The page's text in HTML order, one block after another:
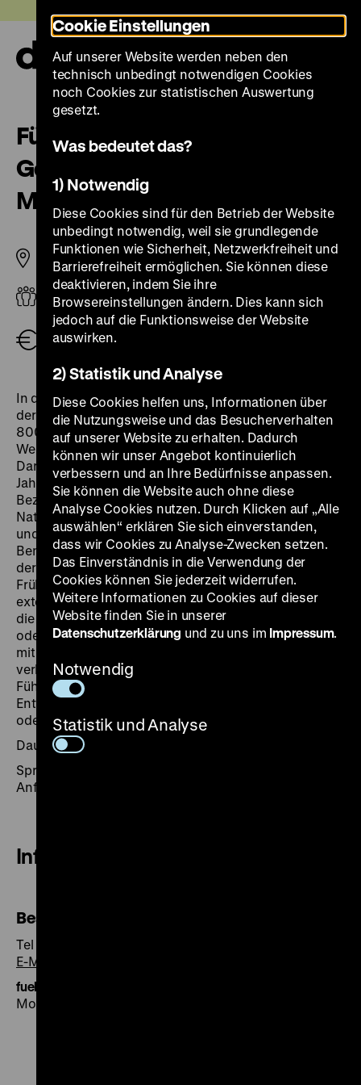
zum
Seiteninhalt
springen
Führung „Natur und deutsche
Geschichte. Glaube – Biologie –
Macht“
Pei-Bau
Erwachsene
Gruppe (max. 25 Personen, zzgl. Eintritt)
In dem Rundgang durch alle Ausstellungsräume wird
der Naturbegriff anhand ausgewählter Objekte aus
800 Jahren deutscher Geschichte thematisiert: Vom
Weltenei über den Wolf bis hin zu bildlichen
Darstellungen zerstörter Landschaften des 20.
Jahrhunderts. Wie haben die wechselhaften
Beziehungen zwischen Gesellschaften und ihren
Naturvorstellungen über Jahrhunderte Glaube, Leben
und Politik geprägt? Die Visionärin und
Benediktinernonne Hildegard von Bingen etwa sah in
der Natur eine göttliche Kraft, die „viriditas“. In der
Frühen Neuzeit begannen Gesellschaften mit einer
extensiven Nutzung der Naturschätze und veränderten
die Umwelt nachhaltig. Wie Regierungen, politische
oder religiöse Bewegungen Natur definieren, wie sie
mit ihr umgehen und welche Vorstellungen sie damit
verbinden, unterliegt einem ständigen Wandel. Die
Führung bietet vielfältige Einblicke auf Ereignisse und
Entwicklungen, in denen der Naturbegriff verändert
oder geprägt wurde.
Dauer: 60 Minuten
Sprachen: Deutsch, Englisch, weitere Sprachen auf
Anfrage
Informationen und Buchung
Besucherservice
Tel +49 30 20304-750
E-Mail
fuehrung@dhm.de
Montag bis Freitag 9-16 Uhr
Cookie Einstellungen
Auf unserer Website werden neben den
technisch unbedingt notwendigen Cookies
noch Cookies zur statistischen Auswertung
gesetzt.
Was bedeutet das?
1) Notwendig
Diese Cookies sind für den Betrieb der Website
unbedingt notwendig, weil sie grundlegende
Funktionen wie Sicherheit, Netzwerkfreiheit und
Barrierefreiheit ermöglichen. Sie können diese
deaktivieren, indem Sie ihre
Browsereinstellungen ändern. Dies kann sich
jedoch auf die Funktionsweise der Website
auswirken.
2) Statistik und Analyse
Diese Cookies helfen uns, Informationen über
die Nutzungsweise und das Besucherverhalten
auf unserer Website zu erhalten. Dadurch
können wir unser Angebot kontinuierlich
verbessern und an Ihre Bedürfnisse anpassen.
Sie können die Website auch ohne diese
Analyse Cookies nutzen. Durch Klicken auf „Alle
auswählen“ erklären Sie sich einverstanden,
dass wir Cookies zu Analyse-Zwecken setzen.
Das Einverständnis in die Verwendung der
Cookies können Sie jederzeit widerrufen.
Weitere Informationen zu Cookies auf dieser
Website finden Sie in unserer
Datenschutzerklärung und zu uns im Impressum.
Notwendig
Statistik und Analyse